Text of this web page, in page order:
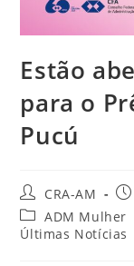
Estão
para o
Pucú
CRA-AM
ADM Mulher
Últimas Notícias